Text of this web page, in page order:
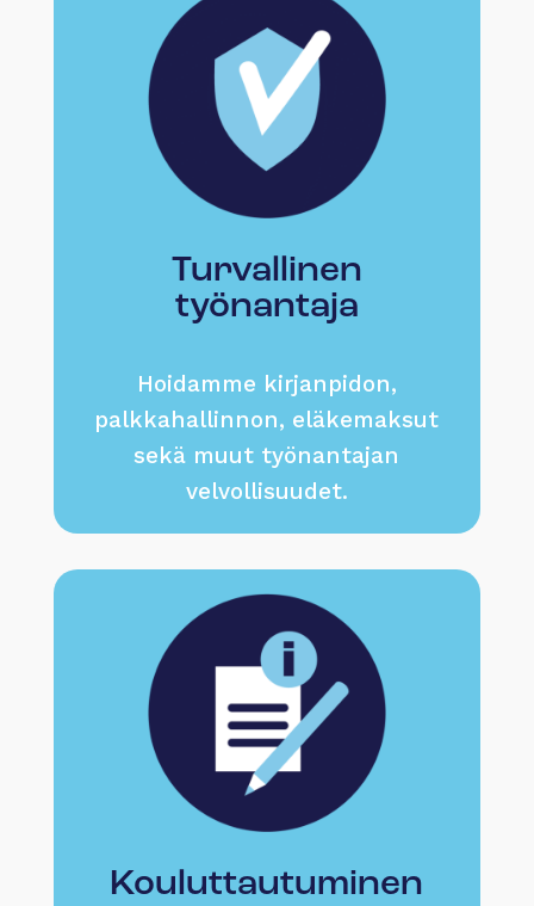
Turvallinen
työnantaja
Hoidamme kirjanpidon,
palkkahallinnon, eläkemaksut
sekä muut työnantajan
velvollisuudet.
Kouluttautuminen